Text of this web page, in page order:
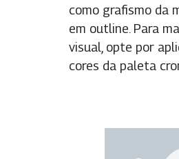
como grafismo da
em outline. Para
visual, opte por
cores da paleta